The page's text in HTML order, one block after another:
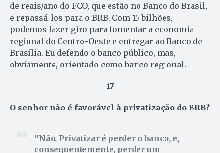
de reais/ano do FCO, que estão no Banco do Brasil,
e repassá-los para o BRB. Com 15 bilhões,
podemos fazer giro para fomentar a economia
regional do Centro-Oeste e entregar ao Banco de
Brasília. Eu defendo o banco público, mas,
obviamente, orientado como banco regional.
17
O senhor não é favorável à privatização do BRB?
Não. Privatizar é perder o banco, e,
consequentemente, perder um